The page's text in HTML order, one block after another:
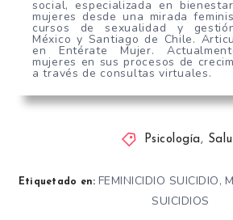
social, especializada en
mujeres desde una mirada
cursos de sexualidad y
México y Santiago de Chile.
en Entérate Mujer.
mujeres en sus procesos de
a través de consultas virtuales.
Psicología,
Etiquetado en: FEMINICIDIO SUICIDIO,
SUICIDIOS